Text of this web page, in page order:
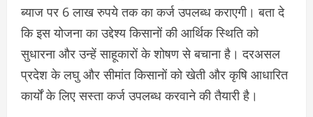
ब्याज पर 6 लाख रुपये तक का कर्ज उपलब्ध कराएगी। बता दे
कि इस योजना का उद्देश्य किसानों की आर्थिक स्थिति को
सुधारना और उन्हें साहूकारों के शोषण से बचाना है। दरअसल
प्रदेश के लघु और सीमांत किसानों को खेती और कृषि आधारित
कार्यों के लिए सस्ता कर्ज उपलब्ध करवाने की तैयारी है।